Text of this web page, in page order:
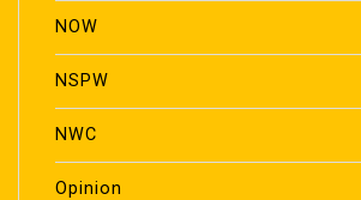
NOW
NSPW
NWC
Opinion